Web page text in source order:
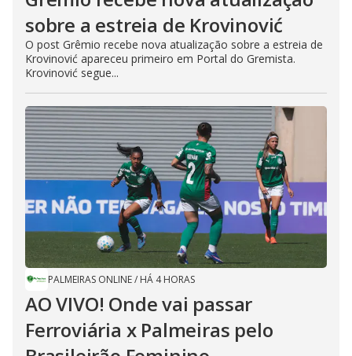
sobre a estreia de Krovinović
O post Grêmio recebe nova atualização sobre a estreia de
Krovinović apareceu primeiro em Portal do Gremista.
Krovinović segue...
PALMEIRAS ONLINE/ HÁ 4 HORAS
AO VIVO! Onde vai passar
Ferroviária x Palmeiras pelo